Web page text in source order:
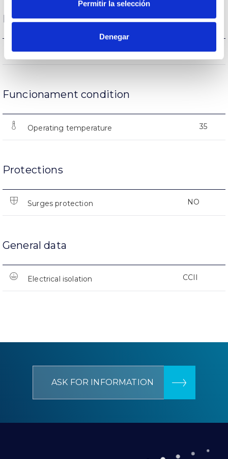
Permitir la selección
Denegar
Life
Lifetime (L70B50>)50.000h
Funcionament condition
Operating temperature 35
Protections
Surges protection NO
General data
Electrical isolation CCII
ASK FOR INFORMATION